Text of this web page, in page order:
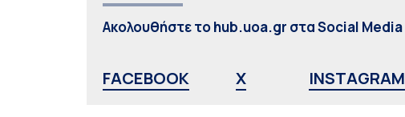
Ακολουθήστε το hub.uoa.gr στα Social Media
FACEBOOK X INSTAGRAM